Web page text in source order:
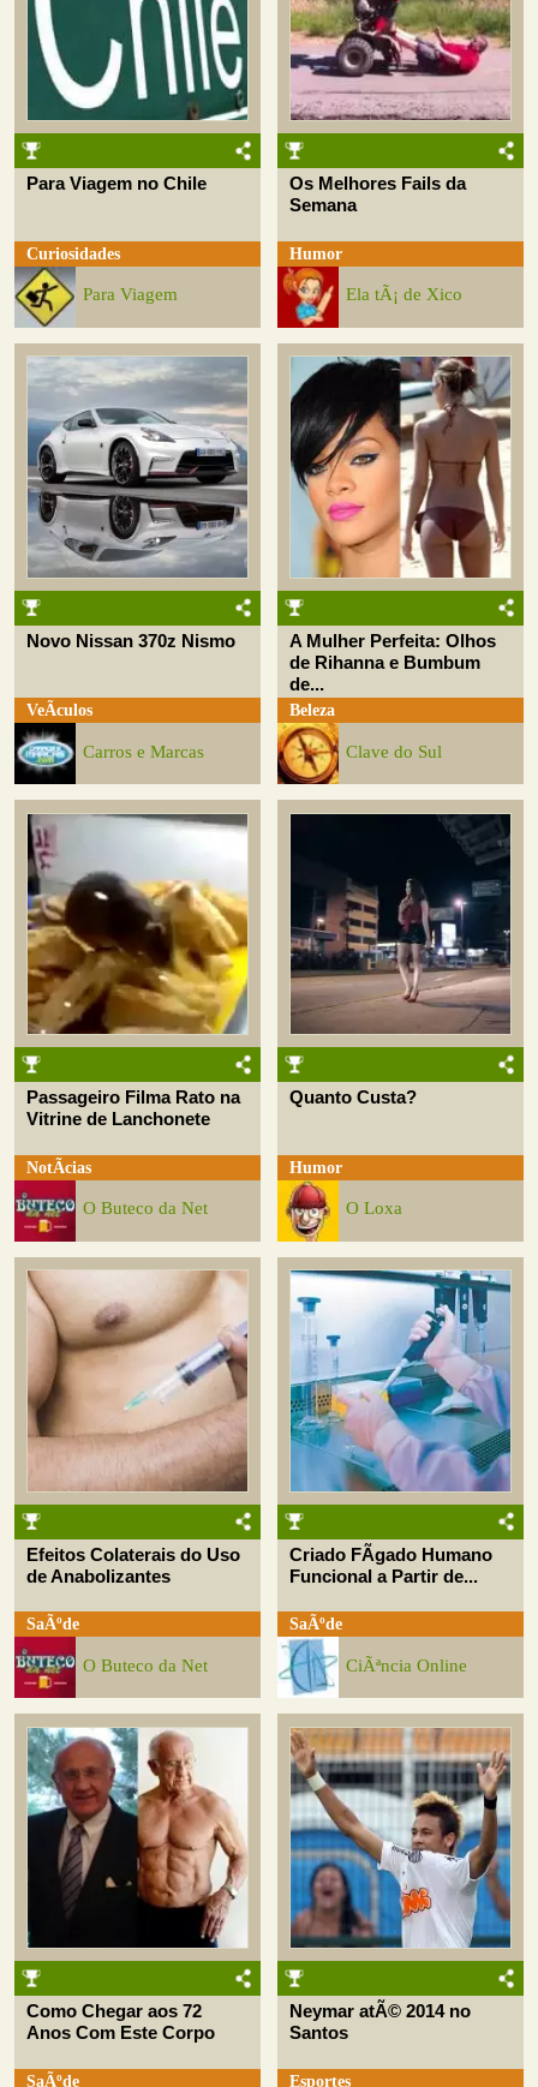
Para Viagem no Chile
Curiosidades
Para Viagem
Os Melhores Fails da
Semana
Humor
Ela tÃ¡ de Xico
Novo Nissan 370z Nismo
VeÃ­culos
Carros e Marcas
A Mulher Perfeita: Olhos
de Rihanna e Bumbum
de...
Beleza
Clave do Sul
Passageiro Filma Rato na
Vitrine de Lanchonete
NotÃ­cias
O Buteco da Net
Quanto Custa?
Humor
O Loxa
Efeitos Colaterais do Uso
de Anabolizantes
SaÃºde
O Buteco da Net
Criado FÃ­gado Humano
Funcional a Partir de...
SaÃºde
CiÃªncia Online
Como Chegar aos 72
Anos Com Este Corpo
SaÃºde
Neymar atÃ© 2014 no
Santos
Esportes